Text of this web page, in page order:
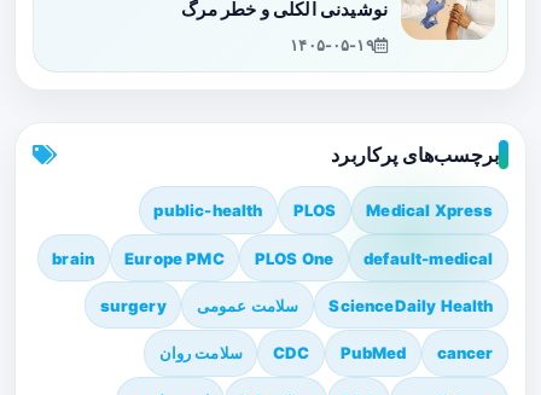
نوشیدنی الکلی و خطر مرگ
۱۴۰۵-۰۵-۱۹
برچسب‌های پرکاربرد
Medical Xpress
PLOS
public-health
default-medical
PLOS One
Europe PMC
brain
ScienceDaily Health سلامت عمومی surgery
cancer
PubMed
CDC سلامت روان